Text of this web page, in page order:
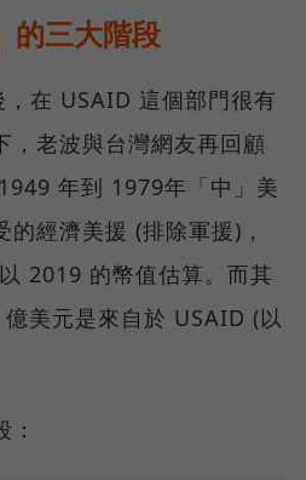
的三大階段
在 USAID 這個部門很有
，老波與台灣網友再回顧
年到 1979年「中」美
經濟美援 (排除軍援)，
2019 的幣值估算。而其
美元是來自於 USAID (以